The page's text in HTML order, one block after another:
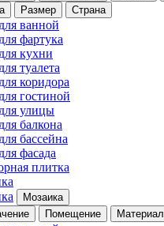
Размер Страна
для ванной
для фартука
для кухни
для туалета
для коридора
для гостиной
для улицы
для балкона
для бассейна
для фасада
плитка
Мозаика
Помещение Материал